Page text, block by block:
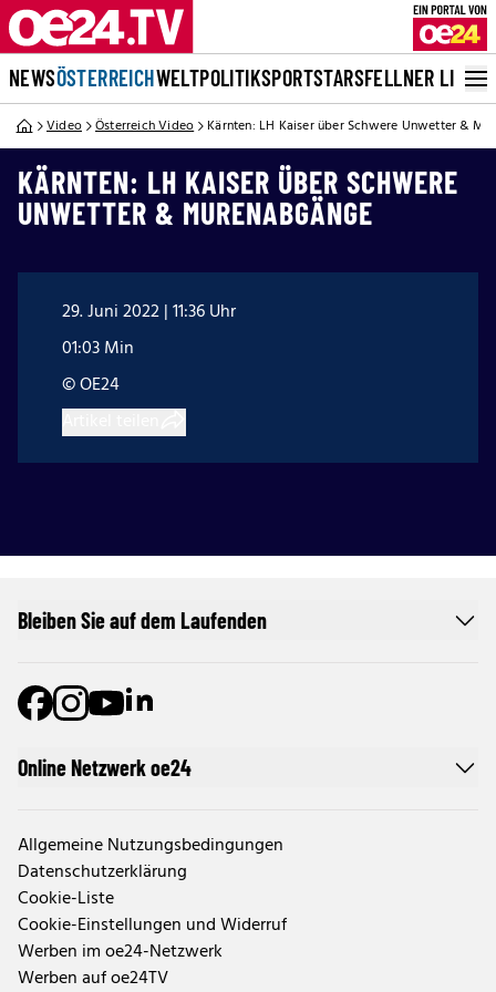
NEWSÖSTERREICHWELTPOLITIKSPORTSTARSFELLNER LIVE
Video Österreich Video Kärnten: LH Kaiser über Schwere Unwetter &
KÄRNTEN: LH KAISER ÜBER SCHWERE
UNWETTER & MURENABGÄNGE
29. Juni 2022 | 11:36 Uhr
01:03 Min
© OE24
Online Netzwerk oe24
Allgemeine Nutzungsbedingungen
Datenschutzerklärung
Cookie-Liste
Cookie-Einstellungen und Widerruf
Werben im oe24-Netzwerk
Werben auf oe24TV
Bleiben Sie auf dem Laufenden